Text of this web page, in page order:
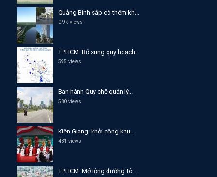
Quảng Bình sắp có thêm kh...
0.9k views
TP.HCM: Bổ sung quy hoạch...
595 views
Ban hành Quy chế quản lý...
580 views
Kiên Giang: khởi công khu...
481 views
TP.HCM: Mở rộng đường Tô...